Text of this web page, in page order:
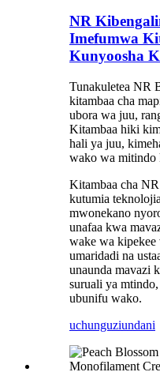
NR
Imefumwa
Kunyoosha
Tunakuletea NR
kitambaa cha
ubora wa juu,
Kitambaa hiki
hali ya juu,
wako wa mitindo
Kitambaa cha
kutumia
mwonekano
unafaa kwa
wake wa kipekee
umaridadi na
unaunda mavazi
suruali ya
ubunifu wako.
uchunguziundani